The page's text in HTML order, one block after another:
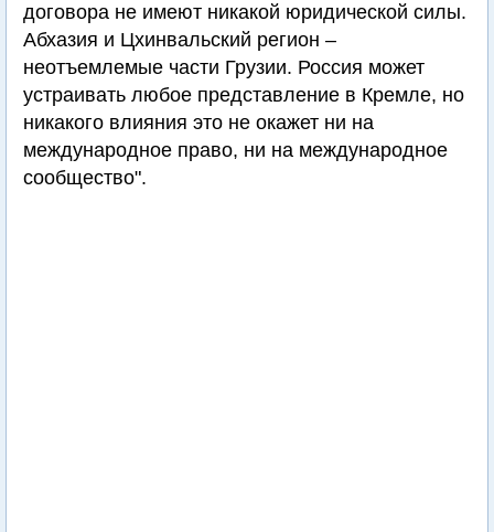
договора не имеют никакой юридической силы.
Абхазия и Цхинвальский регион –
неотъемлемые части Грузии. Россия может
устраивать любое представление в Кремле, но
никакого влияния это не окажет ни на
международное право, ни на международное
сообщество".